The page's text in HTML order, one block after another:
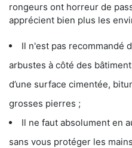
rongeurs ont horreur de
apprécient bien plus les
Il n'est pas recommandé
arbustes à côté des
d’une surface cimentée,
grosses pierres ;
Il ne faut absolument en
sans vous protéger les